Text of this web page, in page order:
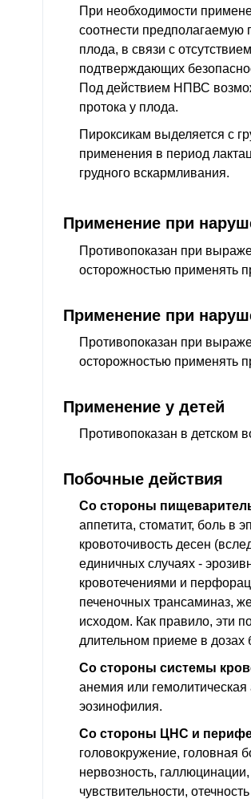
При необходимости
соотнести предполагаемую
плода, в связи с
подтверждающих
Под действием НПВС
протока у плода.
Пироксикам выделяется с
применения в период
грудного вскармливания.
Применение при
Противопоказан при
осторожностью применять
Применение при
Противопоказан при
осторожностью применять
Применение у детей
Противопоказан в детском
Побочные действия
Со стороны
аппетита, стоматит, боль в
кровоточивость десен
единичных случаях -
кровотечениями и
печеночных трансаминаз,
исходом. Как правило, эти
длительном приеме в дозах
Со стороны системы
анемия или
эозинофилия.
Со стороны ЦНС и
головокружение, головная
нервозность,
чувствительности,